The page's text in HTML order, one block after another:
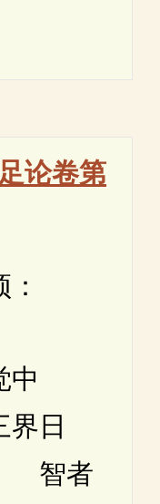
论卷第
界日
智者